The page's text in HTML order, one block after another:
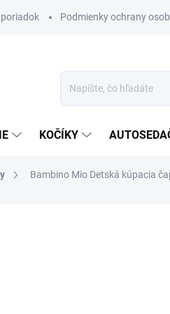
Podmienky ochrany
KOČÍKY
Bambino Mio Detská kúpacia